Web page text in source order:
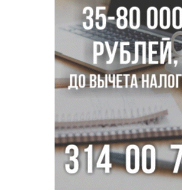
Остановку электричек о.п. Радуга